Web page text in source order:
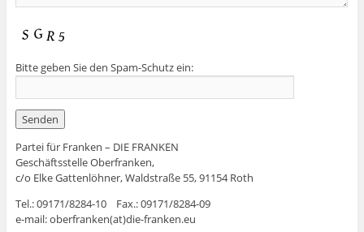
Bitte geben Sie den Spam-Schutz ein:
Partei für Franken – DIE FRANKEN
Geschäftsstelle Oberfranken,
c/o Elke Gattenlöhner, Waldstraße 55, 91154 Roth
Tel.: 09171/8284-10 Fax.: 09171/8284-09
e-mail: oberfranken(at)die-franken.eu